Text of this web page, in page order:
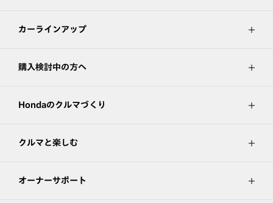
カーラインアップ
購入検討中の方へ
Hondaのクルマづくり
クルマと楽しむ
オーナーサポート